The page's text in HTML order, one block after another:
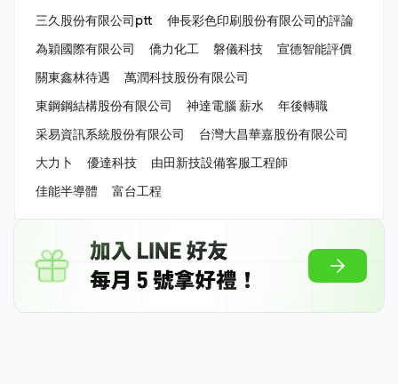
三久股份有限公司ptt
伸長彩色印刷股份有限公司的評論
為穎國際有限公司
僑力化工 磐儀科技
宣德智能評價
關東鑫林待遇
萬潤科技股份有限公司
東鋼鋼結構股份有限公司
神達電腦 薪水
年後轉職
采易資訊系統股份有限公司
台灣大昌華嘉股份有限公司
大力卜
優達科技
由田新技設備客服工程師
佳能半導體
富台工程